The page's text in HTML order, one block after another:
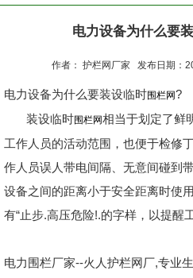
电力设备为什么要
作者： 护栏网厂家 发布日期：
电力设备为什么要装设临时围栏网?
装设临时围栏网相当于划定了鲜
工作人员的活动范围，也便于检修
作人员误人带电间隔、无意间碰到
设备之间的距离小于安全距离时使
有“止步.高压危险!.的字样，以提醒
电力围栏厂家--火人护栏网厂,专业